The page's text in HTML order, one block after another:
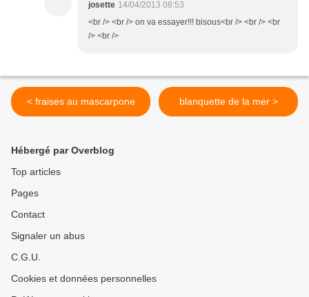
josette 14/04/2013 08:53
<br /> <br /> on va essayer!!! bisous<br /> <br /> <br
/> <br />
< fraises au mascarpone blanquette de la mer >
Hébergé par Overblog
Top articles
Pages
Contact
Signaler un abus
C.G.U.
Cookies et données personnelles